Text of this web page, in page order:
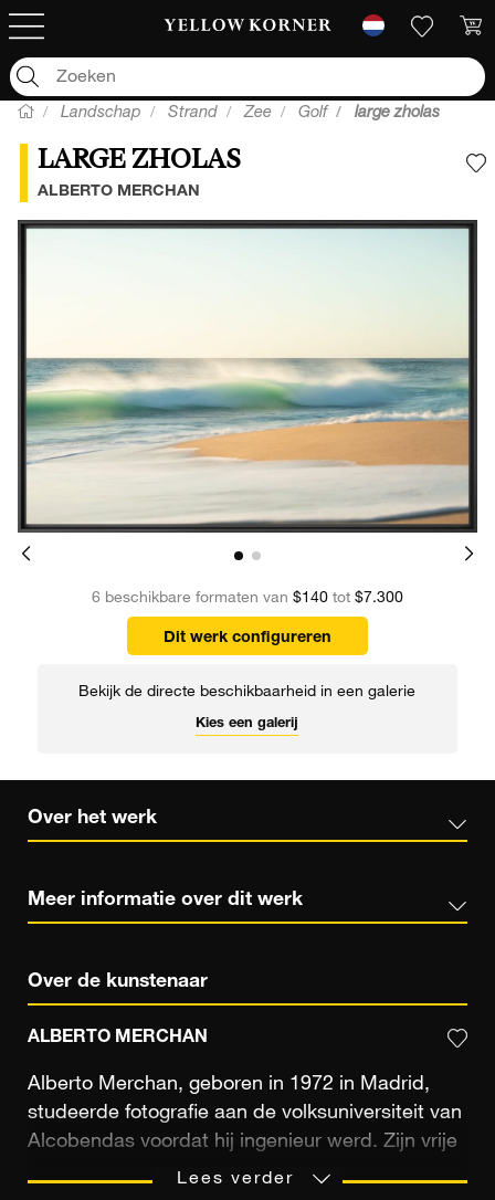
Landschap Strand Zee Golf large zholas
LARGE ZHOLAS
ALBERTO MERCHAN
6 beschikbare formaten van $140 tot $7.300
Dit werk configureren
Bekijk de directe beschikbaarheid in een galerie
Kies een galerij
Over het werk
Meer informatie over dit werk
Over de kunstenaar
ALBERTO MERCHAN
Alberto Merchan, geboren in 1972 in Madrid,
studeerde fotografie aan de volksuniversiteit van
Alcobendas voordat hij ingenieur werd. Zijn vrije
tijd bracht hij door in het gezelschap van zijn
Lees verder